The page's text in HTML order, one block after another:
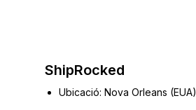
ShipRocked
Ubicació: Nova Orleans (EUA)